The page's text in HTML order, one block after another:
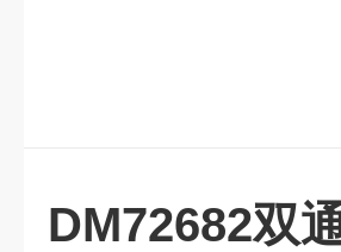
DM72682双